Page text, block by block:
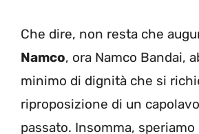
Che dire, non resta che
Namco, ora Namco Bandai,
minimo di dignità che si
riproposizione di un
passato. Insomma,